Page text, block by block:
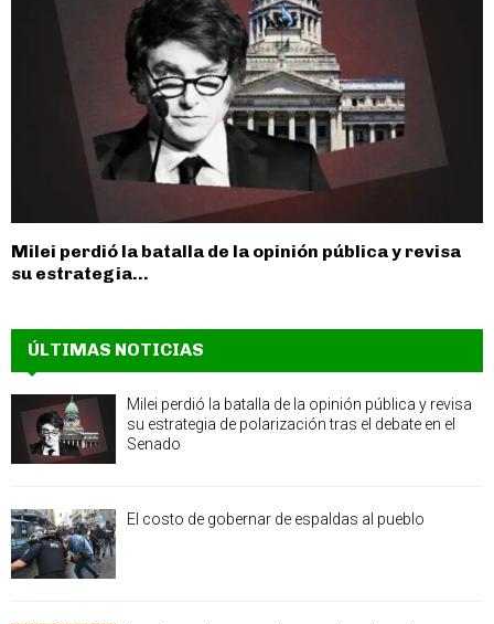
Milei perdió la batalla de la opinión pública y revisa
su estrategia...
ÚLTIMAS NOTICIAS
Milei perdió la batalla de la opinión pública y revisa
su estrategia de polarización tras el debate en el
Senado
El costo de gobernar de espaldas al pueblo